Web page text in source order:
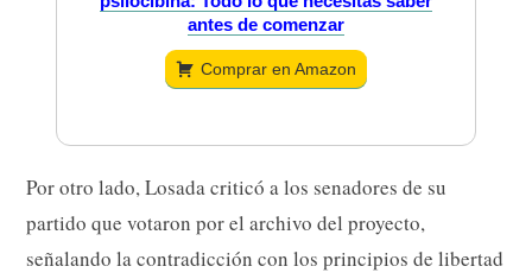
antes de comenzar
Comprar en Amazon
Por otro lado, Losada criticó a los senadores de su
partido que votaron por el archivo del proyecto,
señalando la contradicción con los principios de libertad